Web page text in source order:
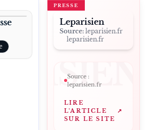
PRESSE
Leparisien
Source: leparisien.fr
leparisien.fr
Source :
leparisien.fr
LIRE
L'ARTICLE
SUR LE SITE
↗